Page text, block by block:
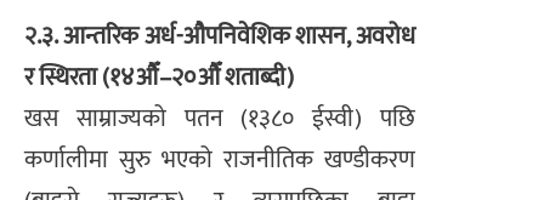
२.३. आन्तरिक अर्ध-औपनिवेशिक शासन, अवरोध
र स्थिरता (१४औँ–२०औँ शताब्दी)
खस साम्राज्यको पतन (१३८० ईस्वी) पछि
कर्णालीमा सुरु भएको राजनीतिक खण्डीकरण